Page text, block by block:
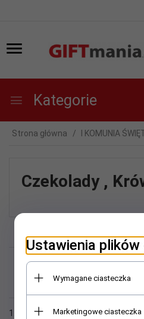
Kategorie
Strona główna I KOMUNIA
Czekolady ,
Niestety nie
1. Sprawdź poprawność zapytania
Ustawienia
Wymagane ciasteczka
Marketingowe ciasteczka